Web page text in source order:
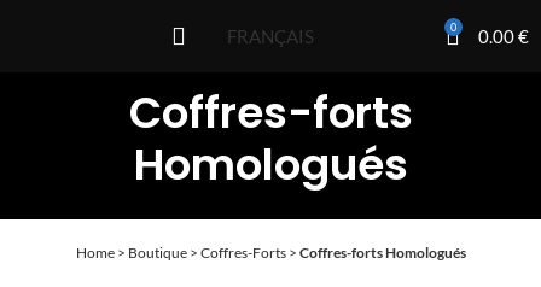
FRANÇAIS 0 0.00€
Coffres-forts
Homologués
Home> Boutique> Coffres-Forts> Coffres-forts Homologués